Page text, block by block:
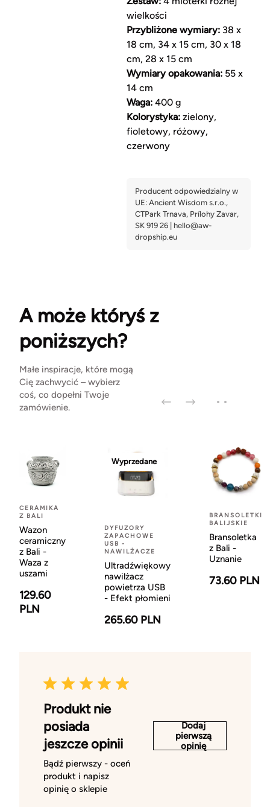
wielkości
Przybliżone wymiary:38 x
18 cm, 34 x 15 cm, 30 x 18
cm, 28 x 15 cm
Wymiary opakowania:55 x
14 cm
Waga:400 g
Kolorystyka:zielony,
fioletowy, różowy,
czerwony
A może któryś z
poniższych?
Małe inspiracje, które mogą
Cię zachwycić – wybierz
coś, co dopełni Twoje
zamówienie.
CERAMIKA
Z BALI
Wazon
ceramiczny
z Bali -
Waza z
uszami
129.60
PLN
Wyprzedane
DYFUZORY
ZAPACHOWE
USB -
NAWILŻACZE
Ultradźwiękowy
nawilżacz
powietrza USB
- Efekt płomieni
265.60 PLN
BRANSOLETKI
BALIJSKIE
Bransoletka
z Bali -
Uznanie
73.60 PLN
Produkt nie
posiada
jeszcze opinii
Bądź pierwszy - oceń
produkt i napisz
opinię o sklepie
Dodaj
pierwszą
opinię